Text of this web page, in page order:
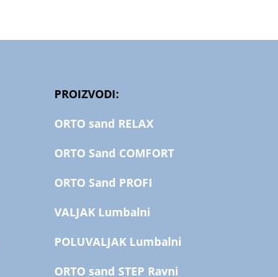
PROIZVODI:
ORTO sand RELAX
ORTO Sand COMFORT
ORTO Sand PROFI
VALJAK Lumbalni
POLUVALJAK Lumbalni
ORTO sand STEP Ravni